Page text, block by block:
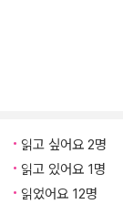
함을 느끼게 합
. 그런데
로, 나의
해야 함을 은연중
침을 내리지 않지
려 주고 있는 것
읽고 싶어요 2명
읽고 있어요 1명
읽었어요 12명